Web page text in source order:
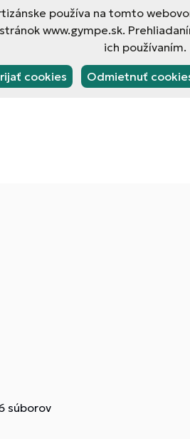
používa na tomto
www.gympe.sk.
ich používaním.
cookies Odmietnuť
súborov